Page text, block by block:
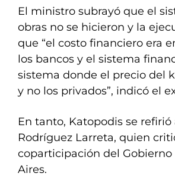
El ministro subrayó que el
obras no se hicieron y la
que “el costo financiero era
los bancos y el sistema
sistema donde el precio del
y no los privados”, indicó el
En tanto, Katopodis se
Rodríguez Larreta, quien
coparticipación del
Aires.